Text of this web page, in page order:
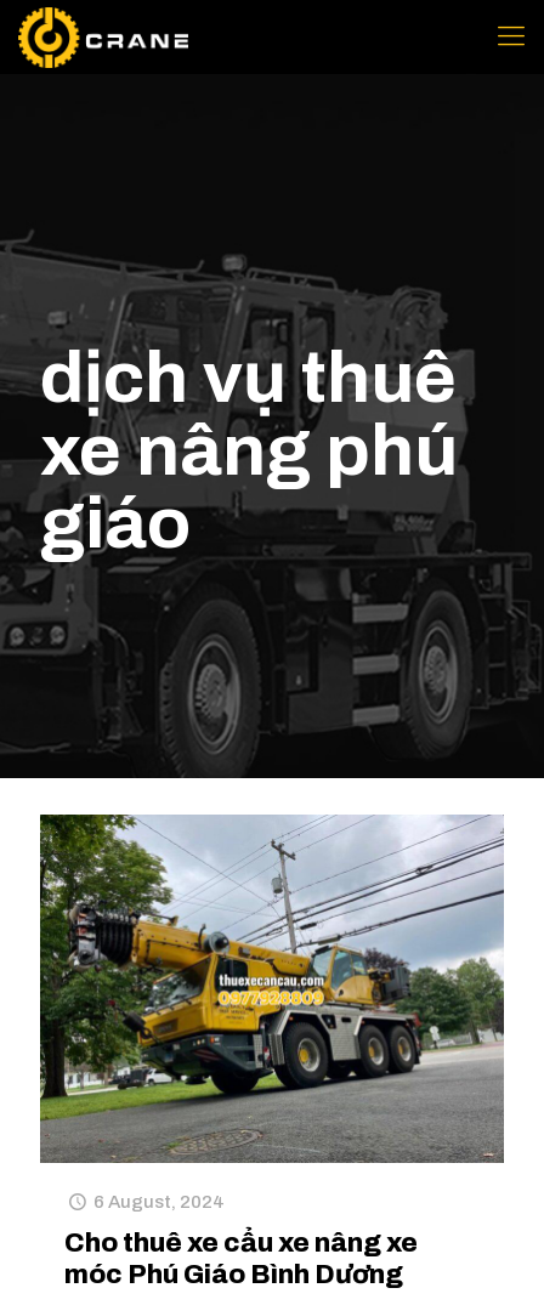
dịch vụ thuê
xe nâng phú
giáo
6 August, 2024
Cho thuê xe cẩu xe nâng xe
móc Phú Giáo Bình Dương